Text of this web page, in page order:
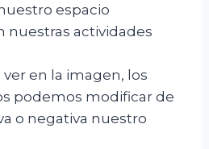
espacio
nuestras actividades
en la imagen, los
podemos modificar de
o negativa nuestro